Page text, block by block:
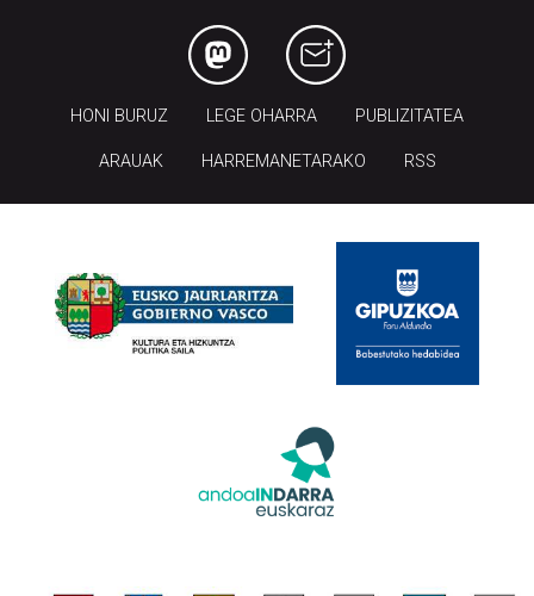
HONI BURUZ LEGE OHARRA PUBLIZITATEA
ARAUAK HARREMANETARAKO RSS